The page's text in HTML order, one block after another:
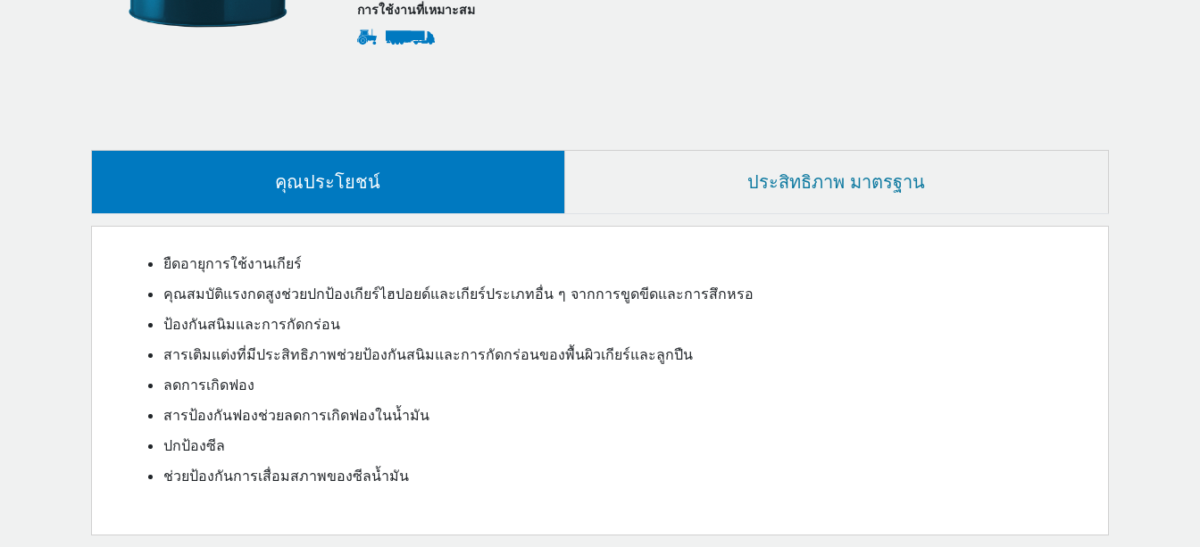
การใช้งานที่เหมาะสม
คุณประโยชน์ ประสิทธิภาพ มาตรฐาน
ยืดอายุการใช้งานเกียร์
คุณสมบัติแรงกดสูงช่วยปกป้องเกียร์ไฮปอยด์และเกียร์ประเภทอื่น ๆ จากการขูดขีดและการสึกหรอ
ป้องกันสนิมและการกัดกร่อน
สารเติมแต่งที่มีประสิทธิภาพช่วยป้องกันสนิมและการกัดกร่อนของพื้นผิวเกียร์และลูกปืน
ลดการเกิดฟอง
สารป้องกันฟองช่วยลดการเกิดฟองในน้ำมัน
ปกป้องซีล
ช่วยป้องกันการเสื่อมสภาพของซีลน้ำมัน